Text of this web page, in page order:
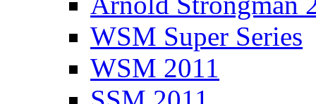
WSM Super Series
WSM 2011